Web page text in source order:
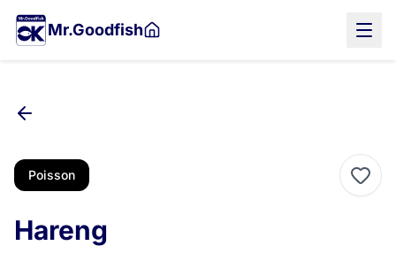
Aller
Mr.Goodfish
Poisson
Hareng